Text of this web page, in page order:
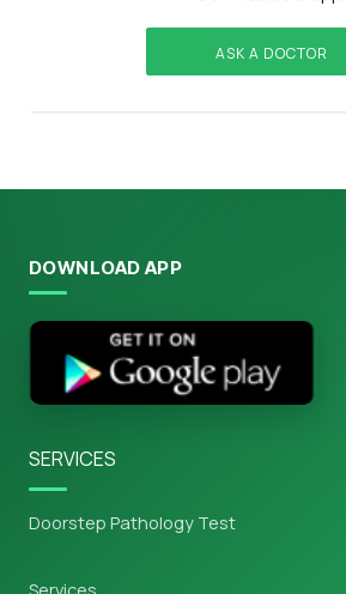
ASK A DOCTOR
DOWNLOAD APP
SERVICES
Doorstep Pathology Test
Services